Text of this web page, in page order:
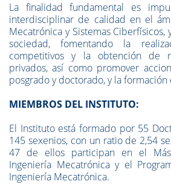
La finalidad fundamental es
interdisciplinar de calidad en el
Mecatrónica y Sistemas Ciberfísicos,
sociedad, fomentando la
competitivos y la obtención de
privados, así como promover
posgrado y doctorado, y la formación
MIEMBROS DEL INSTITUTO:
El Instituto está formado por 55
145 sexenios, con un ratio de 2,54
47 de ellos participan en el
Ingeniería Mecatrónica y el
Ingeniería Mecatrónica.